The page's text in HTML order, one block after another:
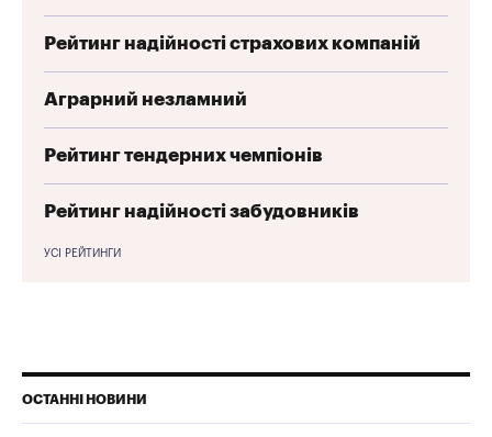
Рейтинг надійності страхових компаній
Аграрний незламний
Рейтинг тендерних чемпіонів
Рейтинг надійності забудовників
УСІ РЕЙТИНГИ
ОСТАННІ НОВИНИ